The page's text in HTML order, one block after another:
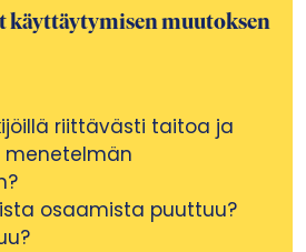
käyttäytymisen muutoksen
riittävästi taitoa ja
osaamista puuttuu?